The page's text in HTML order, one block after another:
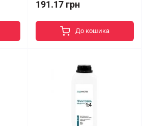
191.17 грн
До кошика